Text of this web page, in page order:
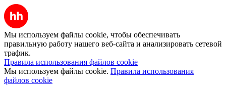
Мы используем файлы cookie, чтобы обеспечивать
правильную работу нашего веб-сайта и анализировать сетевой
трафик.
Правила использования файлов cookie
Мы используем файлы cookie. Правила использования
файлов cookie